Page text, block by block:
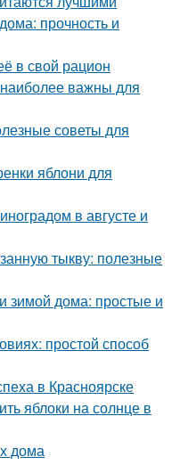
прочность и
в свой рацион
важны для
советы для
яблони для
в августе и
тыкву: полезные
зимой дома: простые и
простой способ
в Красноярске
яблоки на солнце в
дома